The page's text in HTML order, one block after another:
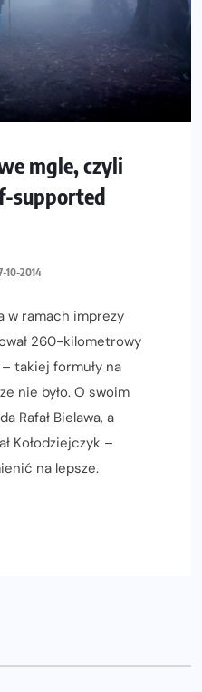
mgle, czyli
supported
10-2014
w ramach imprezy
260-kilometrowy
takiej formuły na
nie było. O swoim
Rafał Bielawa, a
Kołodziejczyk –
na lepsze.